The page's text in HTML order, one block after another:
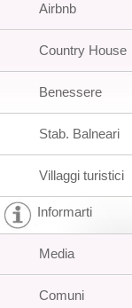
Airbnb
Country House
Benessere
Stab. Balneari
Villaggi turistici
Informarti
Media
Comuni